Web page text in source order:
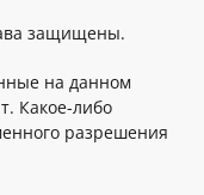
защищены.
на данном
Какое-либо
разрешения